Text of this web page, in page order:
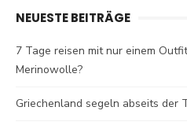
NEUESTE BEITRÄGE
7 Tage reisen mit nur einem
Merinowolle?
Griechenland segeln abseits der